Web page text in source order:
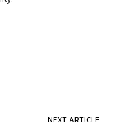
NEXT ARTICLE